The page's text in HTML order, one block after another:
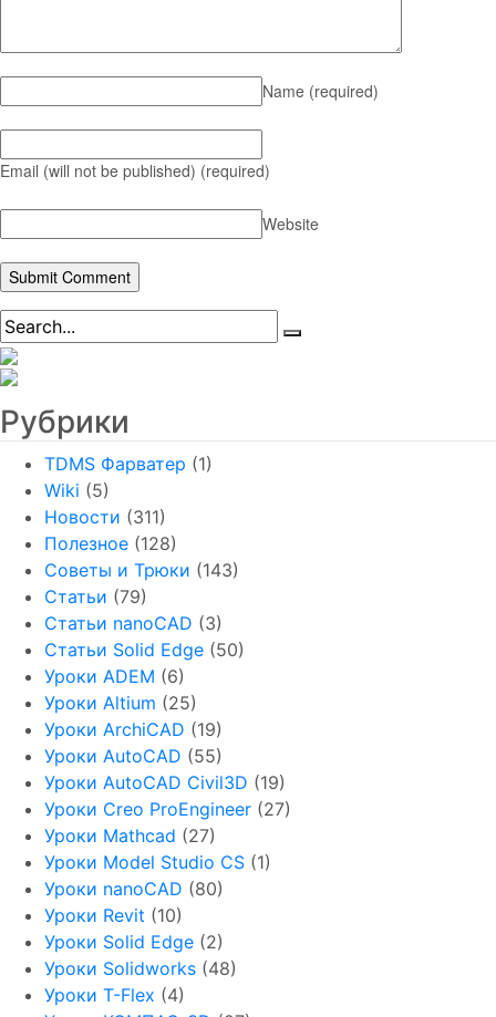
Name (required)
Email (will not be published) (required)
Website
Рубрики
TDMS Фарватер (1)
Wiki (5)
Новости (311)
Полезное (128)
Советы и Трюки (143)
Статьи (79)
Статьи nanoCAD (3)
Статьи Solid Edge (50)
Уроки ADEM (6)
Уроки Altium (25)
Уроки ArchiCAD (19)
Уроки AutoCAD (55)
Уроки AutoCAD Civil3D (19)
Уроки Creo ProEngineer (27)
Уроки Mathcad (27)
Уроки Model Studio CS (1)
Уроки nanoCAD (80)
Уроки Revit (10)
Уроки Solid Edge (2)
Уроки Solidworks (48)
Уроки T-Flex (4)